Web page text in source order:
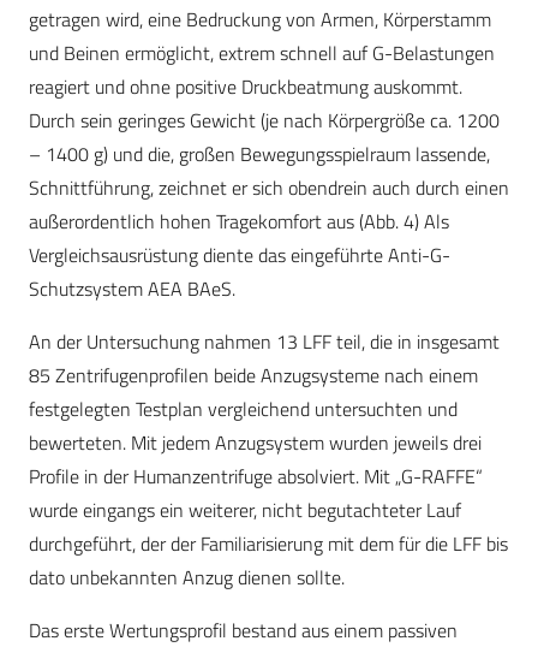
getragen wird, eine Bedruckung von Armen, Körperstamm
und Beinen ermöglicht, extrem schnell auf G-Belastungen
reagiert und ohne positive Druckbeatmung auskommt.
Durch sein geringes Gewicht (je nach Körpergröße ca. 1200
– 1400 g) und die, großen Bewegungsspielraum lassende,
Schnittführung, zeichnet er sich obendrein auch durch einen
außerordentlich hohen Tragekomfort aus (Abb. 4) Als
Vergleichsausrüstung diente das eingeführte Anti-G-
Schutzsystem AEA BAeS.
An der Untersuchung nahmen 13 LFF teil, die in insgesamt
85 Zentrifugenprofilen beide Anzugsysteme nach einem
festgelegten Testplan vergleichend untersuchten und
bewerteten. Mit jedem Anzugsystem wurden jeweils drei
Profile in der Humanzentrifuge absolviert. Mit „G-RAFFE“
wurde eingangs ein weiterer, nicht begutachteter Lauf
durchgeführt, der der Familiarisierung mit dem für die LFF bis
dato unbekannten Anzug dienen sollte.
Das erste Wertungsprofil bestand aus einem passiven